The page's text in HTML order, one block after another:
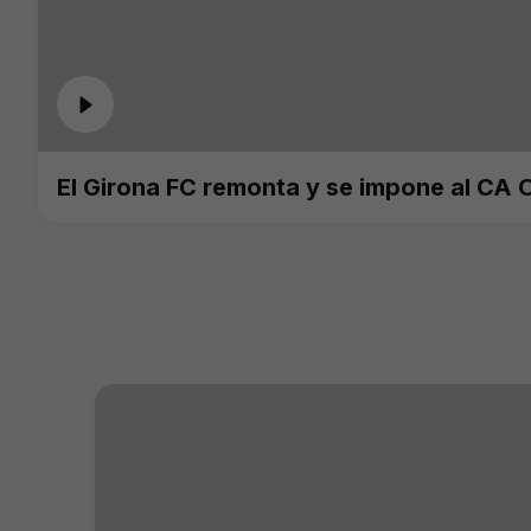
El Girona FC remonta y se impone al CA